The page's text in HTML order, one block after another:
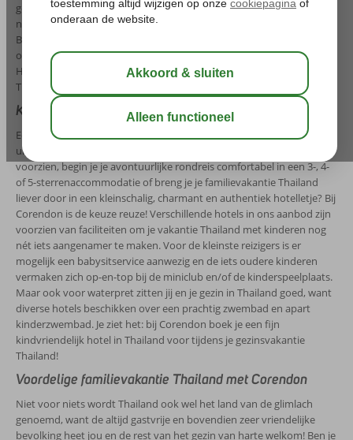
genot van de stralende zon en zéér aangename temperaturen. Of je
nou kiest voor een veelzijdige vakantie in de bruisende hoofdstad
Bangkok, je eigen route uitstippelt met een van onze startpakketten
of gaat voor ontspanning op de bountystranden van de badplaats
Hua Hin: je beleeft gegarandeerd een kindvriendelijke vakantie in
Thailand!
Kindvriendelijke vakantie naar Thailand
Een gezinsvakantie Thailand is zeker aan te raden! Gaat je voorkeur
uit naar een prachtig en modern resort dat van alle gemakken is
voorzien, begin je je avontuurlijke rondreis comfortabel in een 3-, 4-
of 5-sterrenaccommodatie of breng je je familievakantie Thailand
liever door in een kleinschalig, charmant en authentiek hotelletje? Bij
Corendon is de keuze reuze! Verschillende hotels in ons aanbod zijn
voorzien van faciliteiten om je vakantie Thailand met kinderen nog
nét iets aangenamer te maken. Voor de kleinste reizigers is er
mogelijk een babysitservice aanwezig en de iets oudere kinderen
vermaken zich op-en-top bij de miniclub en/of de kinderspeelplaats.
Maar ook voor waterpret zitten jij en je gezin in Thailand goed, want
diverse hotels beschikken over een prachtig zwembad en apart
kinderzwembad. Je ziet het: bij Corendon boek je een fijn
kindvriendelijk hotel in Thailand voor tijdens je gezinsvakantie
Thailand!
Voordelige familievakantie Thailand met Corendon
Niet voor niets wordt Thailand ook wel het land van de glimlach
genoemd, want de altijd gastvrije en bovendien zeer vriendelijke
bevolking heet jou en de rest van het gezin van harte welkom! Ben je